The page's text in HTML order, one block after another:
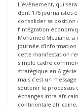
L’évènement, qui
dont 175 journalistes
consolider sa
l’intégration
Mohamed Meziane, a
journée
cette manifestation
simple cadre
stratégique en
mais c’est un
soutenir le processus
échanges intra-
continentale